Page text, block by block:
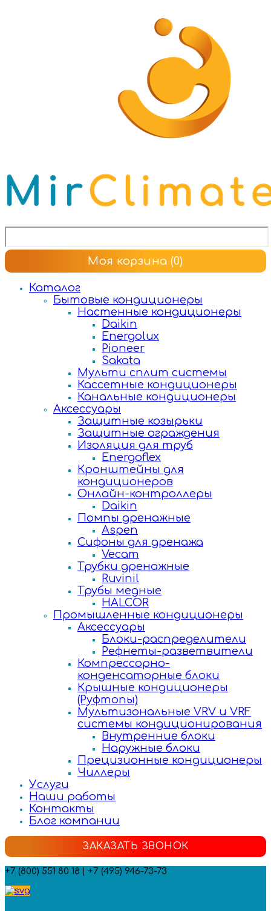
Моя корзина (0)
Каталог
Бытовые кондиционеры
Настенные кондиционеры
Daikin
Energolux
Pioneer
Sakata
Мульти сплит системы
Кассетные кондиционеры
Канальные кондиционеры
Аксессуары
Защитные козырьки
Защитные ограждения
Изоляция для труб
Energoflex
Кронштейны для
кондиционеров
Онлайн-контроллеры
Daikin
Помпы дренажные
Aspen
Сифоны для дренажа
Vecam
Трубки дренажные
Ruvinil
Трубы медные
HALCOR
Промышленные кондиционеры
Аксессуары
Блоки-распределители
Рефнеты-разветвители
Компрессорно-
конденсаторные блоки
Крышные кондиционеры
(Руфтопы)
Мультизональные VRV и VRF
системы кондиционирования
Внутренние блоки
Наружные блоки
Прецизионные кондиционеры
Чиллеры
Услуги
Наши работы
Контакты
Блог компании
ЗАКАЗАТЬ ЗВОНОК
+7 (800) 551 80 18 | +7 (495) 946-73-73